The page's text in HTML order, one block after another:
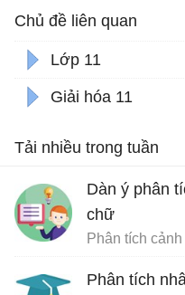
Chủ đề liên quan
Lớp 11
Giải hóa 11
Tải nhiều trong tuần
Dàn ý phân
chữ
Phân tích